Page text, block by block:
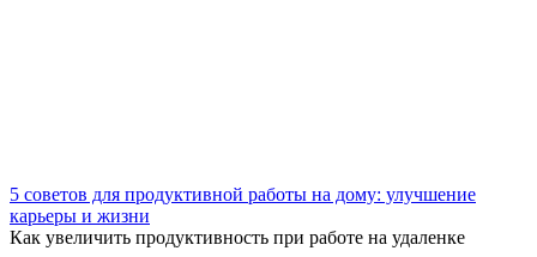
5 советов для продуктивной работы на дому: улучшение
карьеры и жизни
Как увеличить продуктивность при работе на удаленке